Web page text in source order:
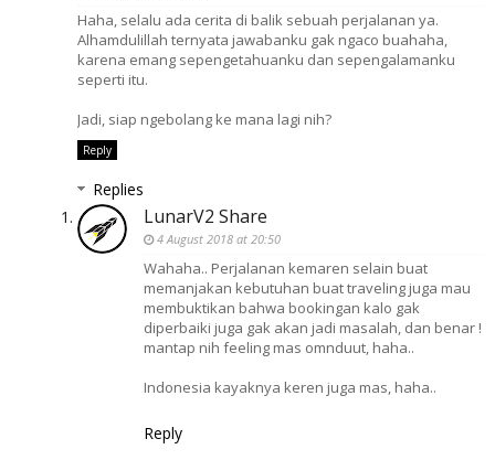
Haha, selalu ada cerita di balik sebuah perjalanan ya.
Alhamdulillah ternyata jawabanku gak ngaco buahaha,
karena emang sepengetahuanku dan sepengalamanku
seperti itu.
Jadi, siap ngebolang ke mana lagi nih?
Reply
Replies
LunarV2 Share
4 August 2018 at 20:50
Wahaha.. Perjalanan kemaren selain buat
memanjakan kebutuhan buat traveling juga mau
membuktikan bahwa bookingan kalo gak
diperbaiki juga gak akan jadi masalah, dan benar !
mantap nih feeling mas omnduut, haha..
Indonesia kayaknya keren juga mas, haha..
Reply